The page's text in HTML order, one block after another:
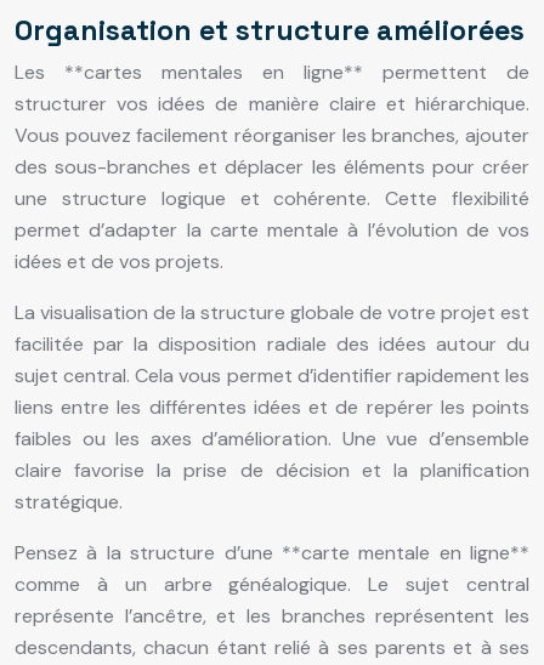
Organisation et structure améliorées
Les **cartes mentales en ligne** permettent de
structurer vos idées de manière claire et hiérarchique.
Vous pouvez facilement réorganiser les branches, ajouter
des sous-branches et déplacer les éléments pour créer
une structure logique et cohérente. Cette flexibilité
permet d’adapter la carte mentale à l’évolution de vos
idées et de vos projets.
La visualisation de la structure globale de votre projet est
facilitée par la disposition radiale des idées autour du
sujet central. Cela vous permet d’identifier rapidement les
liens entre les différentes idées et de repérer les points
faibles ou les axes d’amélioration. Une vue d’ensemble
claire favorise la prise de décision et la planification
stratégique.
Pensez à la structure d’une **carte mentale en ligne**
comme à un arbre généalogique. Le sujet central
représente l’ancêtre, et les branches représentent les
descendants, chacun étant relié à ses parents et à ses